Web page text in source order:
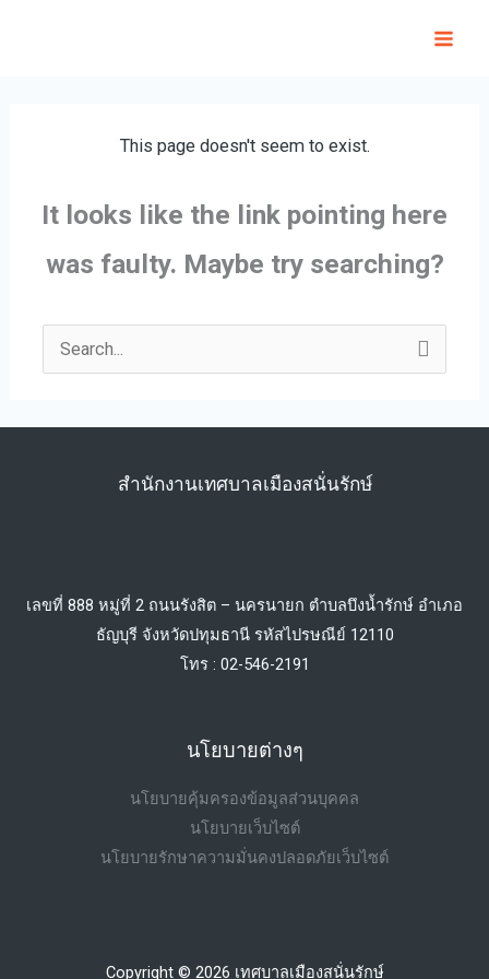
This page doesn't seem to exist.
It looks like the link pointing here
was faulty. Maybe try searching?
Search
สำนักงานเทศบาลเมืองสนั่นรักษ์
เลขที่ 888 หมู่ที่ 2 ถนนรังสิต – นครนายก ตำบลบึงน้ำรักษ์ อำเภอ
ธัญบุรี จังหวัดปทุมธานี รหัสไปรษณีย์ 12110
โทร : 02-546-2191
นโยบายต่างๆ
นโยบายคุ้มครองข้อมูลส่วนบุคคล
นโยบายเว็บไซต์
นโยบายรักษาความมั่นคงปลอดภัยเว็บไซต์
Copyright © 2026 เทศบาลเมืองสนั่นรักษ์